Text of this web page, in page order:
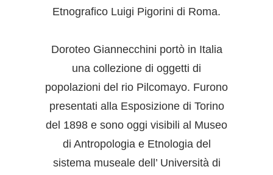
Etnografico Luigi Pigorini di Roma.
Doroteo Giannecchini portò in Italia
una collezione di oggetti di
popolazioni del rio Pilcomayo. Furono
presentati alla Esposizione di Torino
del 1898 e sono oggi visibili al Museo
di Antropologia e Etnologia del
sistema museale dell’ Università di